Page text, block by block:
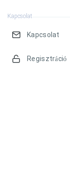
Kapcsolat
Kapcsolat
Regisztráció